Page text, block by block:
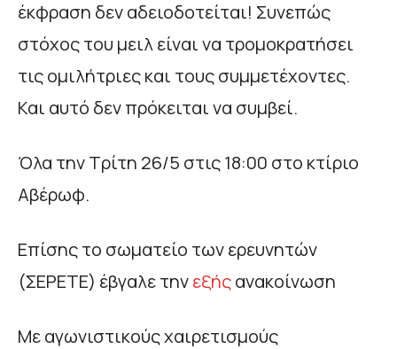
έκφραση δεν αδειοδοτείται! Συνεπώς
στόχος του μειλ είναι να τρομοκρατήσει
τις ομιλήτριες και τους συμμετέχοντες.
Και αυτό δεν πρόκειται να συμβεί.
Όλα την Τρίτη 26/5 στις 18:00 στο κτίριο
Αβέρωφ.
Επίσης το σωματείο των ερευνητών
(ΣΕΡΕΤΕ) έβγαλε τηνεξήςανακοίνωση
Με αγωνιστικούς χαιρετισμούς